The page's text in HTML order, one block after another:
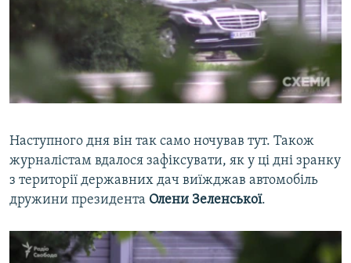
Наступного дня він так само ночував тут. Також
журналістам вдалося зафіксувати, як у ці дні зранку
з території державних дач виїжджав автомобіль
дружини президента Олени Зеленської.